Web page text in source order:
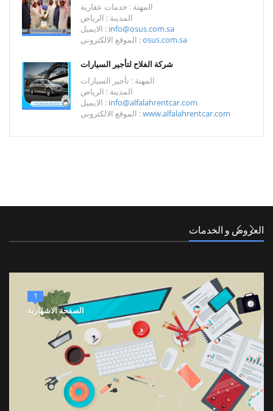
المهنة : خدمات عقارية
المدينة : الرياض
الايميل : info@osus.com.sa
الموقع الالكتروني :osus.com.sa
شركة الفلاح لتأجير السيارات
المهنة : تأجير السيارات
المدينة : الرياض
الايميل : info@alfalahrentcar.com
الموقع الالكتروني :www.alfalahrentcar.com
العروض و الخدمات
1
الصفحة الاشهارية